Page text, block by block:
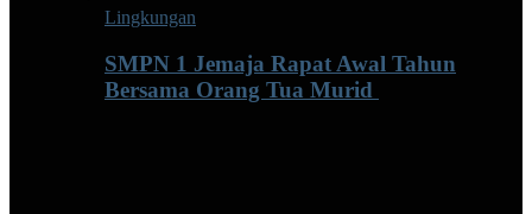
Lingkungan
SMPN 1 Jemaja Rapat Awal Tahun
Bersama Orang Tua Murid ‎